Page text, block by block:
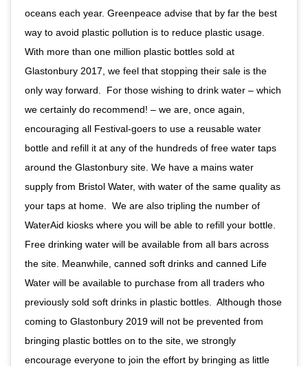
oceans each year. Greenpeace advise that by far the best
way to avoid plastic pollution is to reduce plastic usage.
With more than one million plastic bottles sold at
Glastonbury 2017, we feel that stopping their sale is the
only way forward.⁣ ⁣ For those wishing to drink water – which
we certainly do recommend! – we are, once again,
encouraging all Festival-goers to use a reusable water
bottle and refill it at any of the hundreds of free water taps
around the Glastonbury site. We have a mains water
supply from Bristol Water, with water of the same quality as
your taps at home.⁣ ⁣ We are also tripling the number of
WaterAid kiosks where you will be able to refill your bottle.
Free drinking water will be available from all bars across
the site. Meanwhile, canned soft drinks and canned Life
Water will be available to purchase from all traders who
previously sold soft drinks in plastic bottles.⁣ ⁣ Although those
coming to Glastonbury 2019 will not be prevented from
bringing plastic bottles on to the site, we strongly
encourage everyone to join the effort by bringing as little